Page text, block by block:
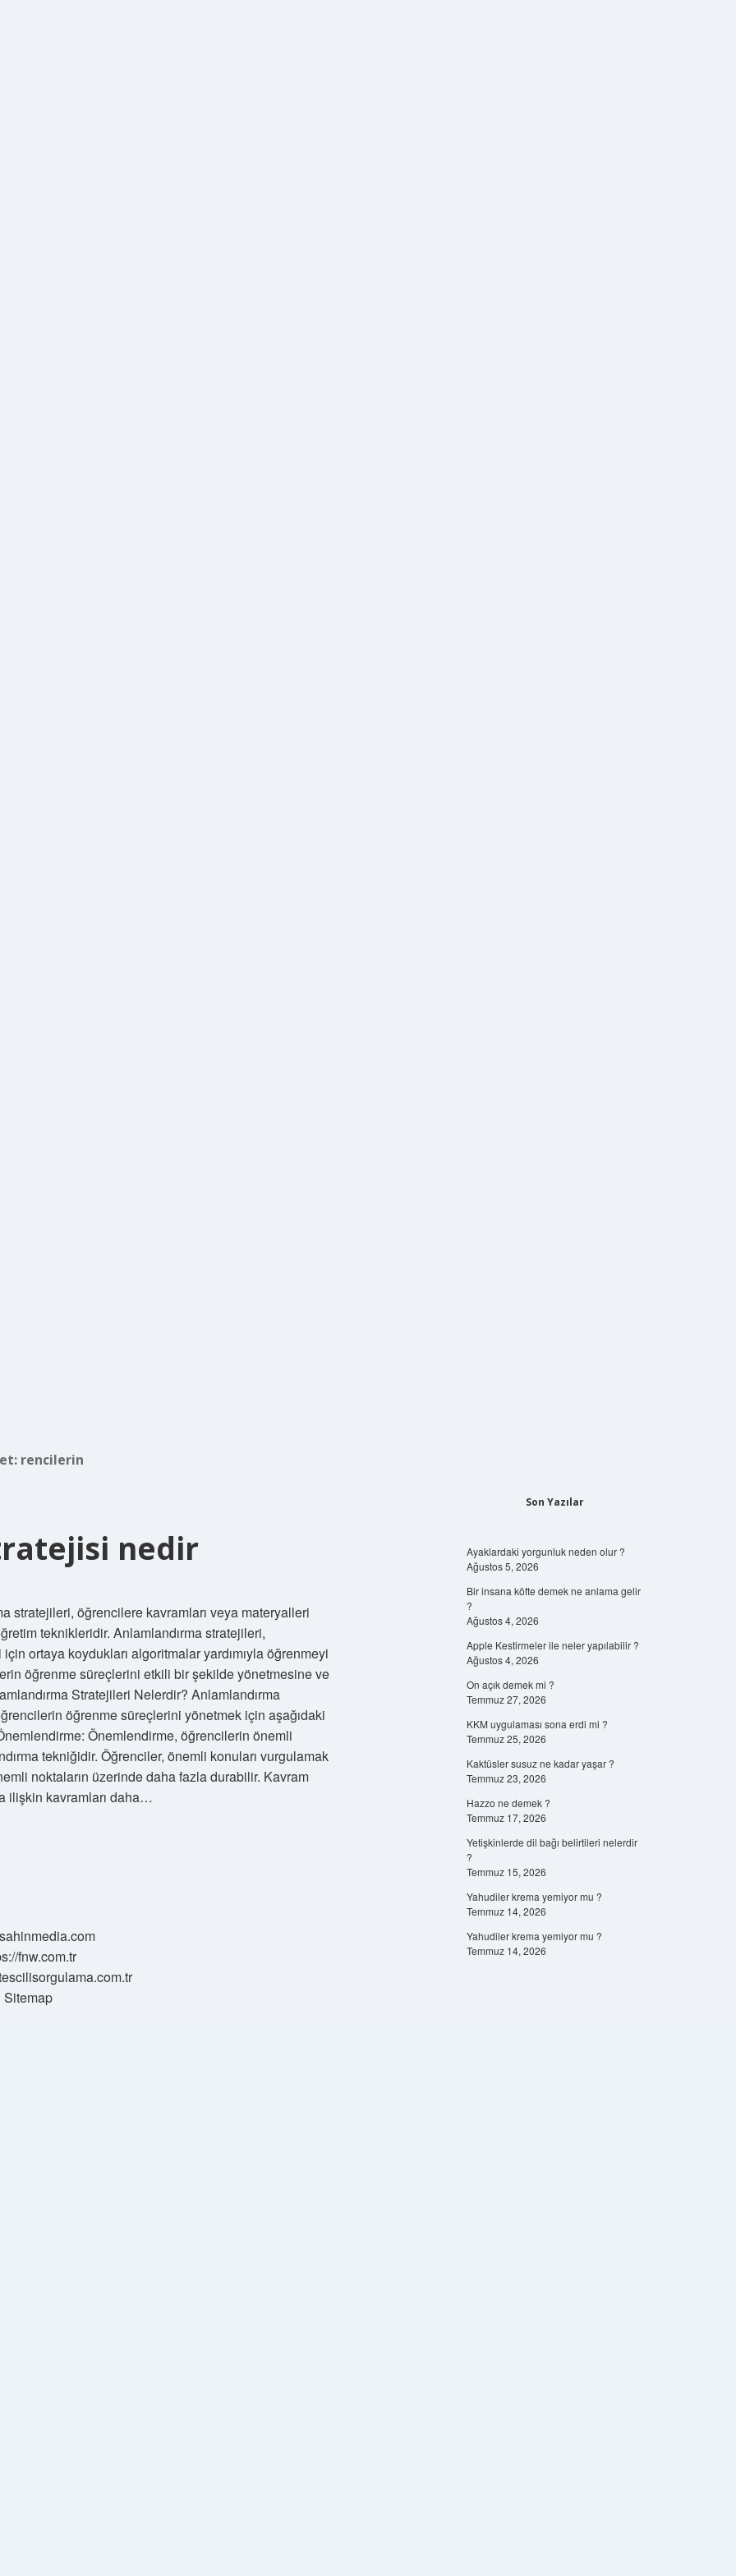
rencilerin
nedir
stratejileri, öğrencilere kavramları veya materyalleri
teknikleridir. Anlamlandırma stratejileri,
ortaya koydukları algoritmalar yardımıyla öğrenmeyi
öğrenme süreçlerini etkili bir şekilde yönetmesine ve
Stratejileri Nelerdir? Anlamlandırma
öğrenme süreçlerini yönetmek için aşağıdaki
Önemlendirme, öğrencilerin önemli
tekniğidir. Öğrenciler, önemli konuları vurgulamak
noktaların üzerinde daha fazla durabilir. Kavram
ilişkin kavramları daha…
fnw.com.tr
Sitemap
Son Yazılar
Ayaklardaki yorgunluk neden olur ?
Ağustos 5, 2026
Bir insana köfte demek ne anlama gelir
?
Ağustos 4, 2026
Apple Kestirmeler ile neler yapılabilir ?
Ağustos 4, 2026
On açık demek mi ?
Temmuz 27, 2026
KKM uygulaması sona erdi mi ?
Temmuz 25, 2026
Kaktüsler susuz ne kadar yaşar ?
Temmuz 23, 2026
Hazzo ne demek ?
Temmuz 17, 2026
Yetişkinlerde dil bağı belirtileri nelerdir
?
Temmuz 15, 2026
Yahudiler krema yemiyor mu ?
Temmuz 14, 2026
Yahudiler krema yemiyor mu ?
Temmuz 14, 2026